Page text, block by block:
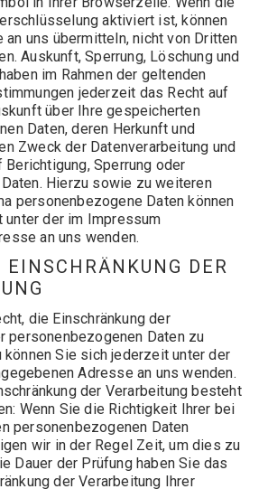
aktiviert ist, können
an uns übermitteln, nicht von Dritten
Auskunft, Sperrung, Löschung und
im Rahmen der geltenden
jederzeit das Recht auf
über Ihre gespeicherten
Daten, deren Herkunft und
Zweck der Datenverarbeitung und
Berichtigung, Sperrung oder
Hierzu sowie zu weiteren
personenbezogene Daten können
der im Impressum
an uns wenden.
EINSCHRÄNKUNG DER
die Einschränkung der
personenbezogenen Daten zu
können Sie sich jederzeit unter der
Adresse an uns wenden.
der Verarbeitung besteht
Wenn Sie die Richtigkeit Ihrer bei
personenbezogenen Daten
wir in der Regel Zeit, um dies zu
Dauer der Prüfung haben Sie das
der Verarbeitung Ihrer